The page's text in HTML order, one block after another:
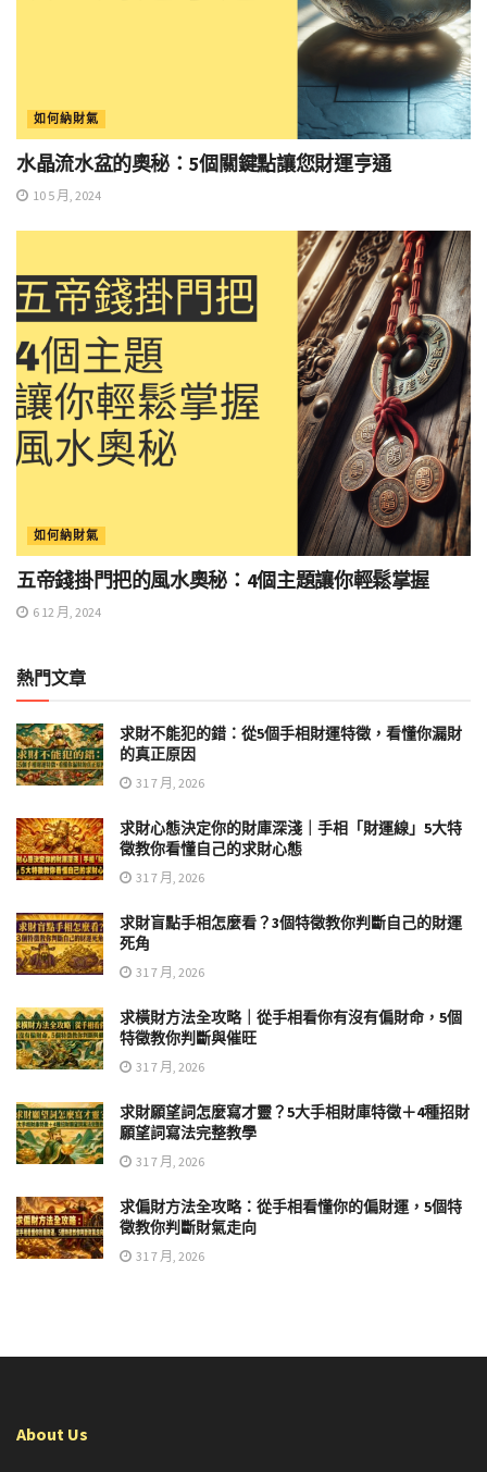
如何納財氣
水晶流水盆的奧秘：5個關鍵點讓您財運亨通
10 5 月, 2024
如何納財氣
五帝錢掛門把的風水奧秘：4個主題讓你輕鬆掌握
6 12 月, 2024
熱門文章
求財不能犯的錯：從5個手相財運特徵，看懂你漏財
的真正原因
31 7 月, 2026
求財心態決定你的財庫深淺｜手相「財運線」5大特
徵教你看懂自己的求財心態
31 7 月, 2026
求財盲點手相怎麼看？3個特徵教你判斷自己的財運
死角
31 7 月, 2026
求橫財方法全攻略｜從手相看你有沒有偏財命，5個
特徵教你判斷與催旺
31 7 月, 2026
求財願望詞怎麼寫才靈？5大手相財庫特徵＋4種招財
願望詞寫法完整教學
31 7 月, 2026
求偏財方法全攻略：從手相看懂你的偏財運，5個特
徵教你判斷財氣走向
31 7 月, 2026
About Us